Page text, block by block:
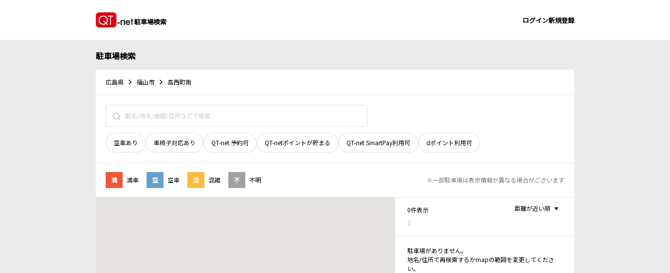
駐車場検索 ログイン新規登録
駐車場検索
広島県 福山市 高西町南
空車あり 車椅子対応あり QT-net 予約可 QT-netポイントが貯まる QT-net SmartPay利用可 dポイント利用可
満 満車 空 空車 混 混雑 不 不明 ※一部駐車場は表示情報が異なる場合がございます
0件表示
1
距離が近い順
駐車場がありません。
地名/住所で再検索するかmapの範囲を変更してくださ
い。